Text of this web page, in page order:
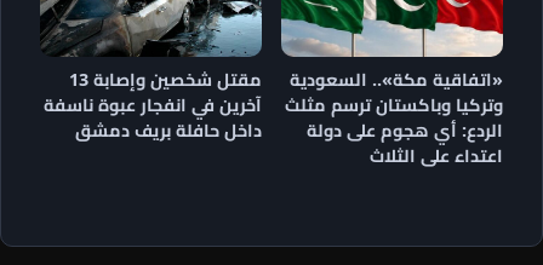
«اتفاقية مكة».. السعودية
وتركيا وباكستان ترسم مثلث
الردع: أي هجوم على دولة
اعتداء على الثلاث
مقتل شخصين وإصابة 13
آخرين في انفجار عبوة ناسفة
داخل حافلة بريف دمشق